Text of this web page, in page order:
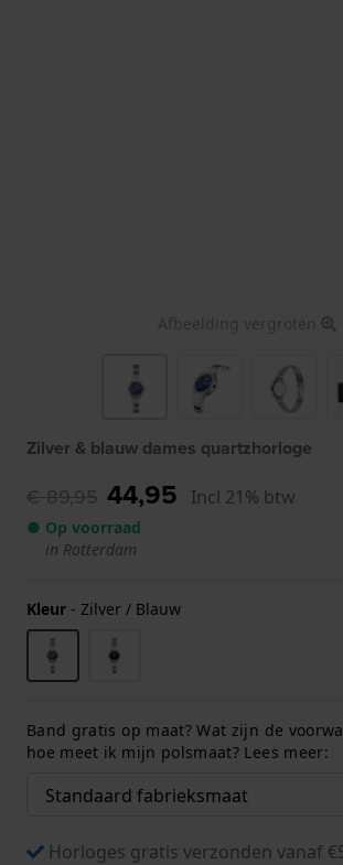
Afbeelding vergroten
Zilver & blauw dames quartzhorloge
€ 89,95 44,95 Incl 21% btw
● Op voorraad
in Rotterdam
Kleur - Zilver / Blauw
Band gratis op maat? Wat zijn de
hoe meet ik mijn polsmaat? Lees meer:
Horloges gratis verzonden vanaf